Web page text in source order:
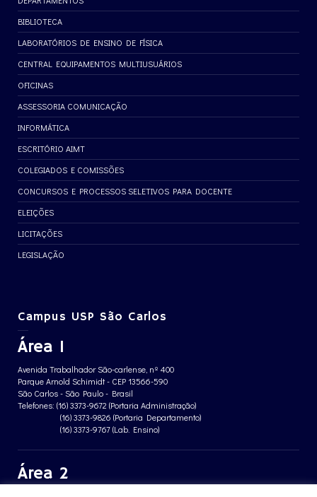
BIBLIOTECA
LABORATÓRIOS DE ENSINO DE FÍSICA
CENTRAL EQUIPAMENTOS MULTIUSUÁRIOS
OFICINAS
ASSESSORIA COMUNICAÇÃO
INFORMÁTICA
ESCRITÓRIO AIMT
COLEGIADOS E COMISSÕES
CONCURSOS E PROCESSOS SELETIVOS PARA DOCENTE
ELEIÇÕES
LICITAÇÕES
LEGISLAÇÃO
Campus USP São Carlos
Área 1
Avenida Trabalhador São-carlense, nº 400
Parque Arnold Schimidt - CEP 13566-590
São Carlos - São Paulo - Brasil
Telefones: (16) 3373-9672 (Portaria Administração)
(16) 3373-9826 (Portaria Departamento)
(16) 3373-9767 (Lab. Ensino)
Área 2